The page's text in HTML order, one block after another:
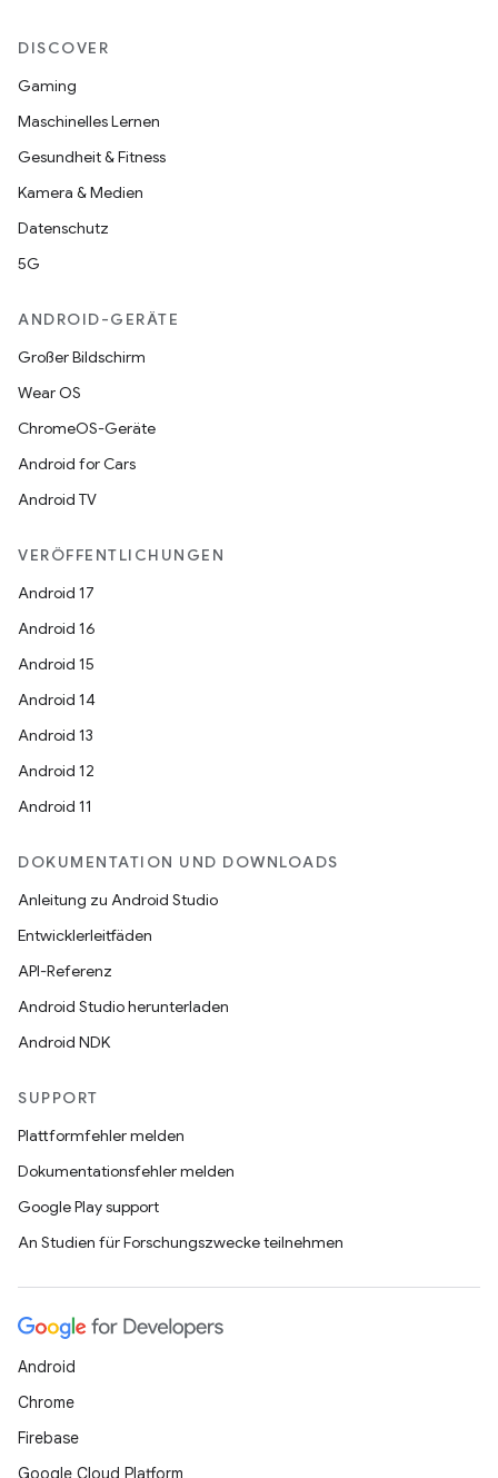
DISCOVER
Gaming
Maschinelles Lernen
Gesundheit & Fitness
Kamera & Medien
Datenschutz
5G
ANDROID-GERÄTE
Großer Bildschirm
Wear OS
ChromeOS-Geräte
Android for Cars
Android TV
VERÖFFENTLICHUNGEN
Android 17
Android 16
Android 15
Android 14
Android 13
Android 12
Android 11
DOKUMENTATION UND DOWNLOADS
Anleitung zu Android Studio
Entwicklerleitfäden
API-Referenz
Android Studio herunterladen
Android NDK
SUPPORT
Plattformfehler melden
Dokumentationsfehler melden
Google Play support
An Studien für Forschungszwecke teilnehmen
Android
Chrome
Firebase
Google Cloud Platform